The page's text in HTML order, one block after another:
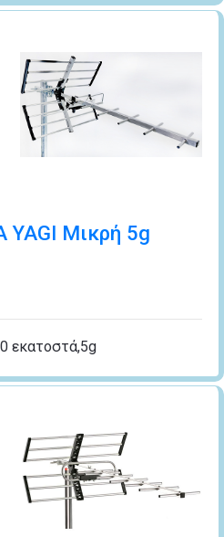
YAGI Μικρή 5g
εκατοστά,5g